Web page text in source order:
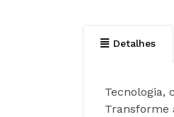
Detalhes
Tecnologia,
Transforme